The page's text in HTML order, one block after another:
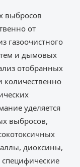
выбросов
от
газоочистного
и дымовых
отобранных
количественно
уделяется
выбросов,
диоксины,